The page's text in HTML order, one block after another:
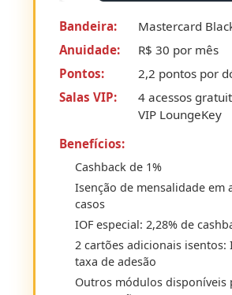
Bandeira:
Mastercard
Anuidade:
R$ 30 por mês
Pontos:
2,2 pontos por
Salas VIP:
4 acessos
VIP LoungeKey
Benefícios:
Cashback de 1%
Isenção de mensalidade em
casos
IOF especial: 2,28% de
2 cartões adicionais isentos:
taxa de adesão
Outros módulos disponíveis